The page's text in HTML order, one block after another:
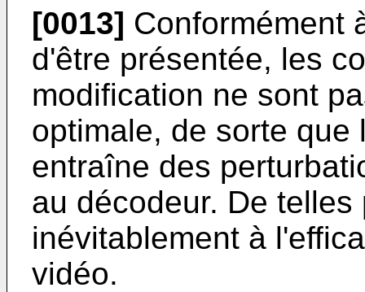
[0013] Conformément
d'être présentée, les
modification ne sont
optimale, de sorte
entraîne des
au décodeur. De
inévitablement à
vidéo.